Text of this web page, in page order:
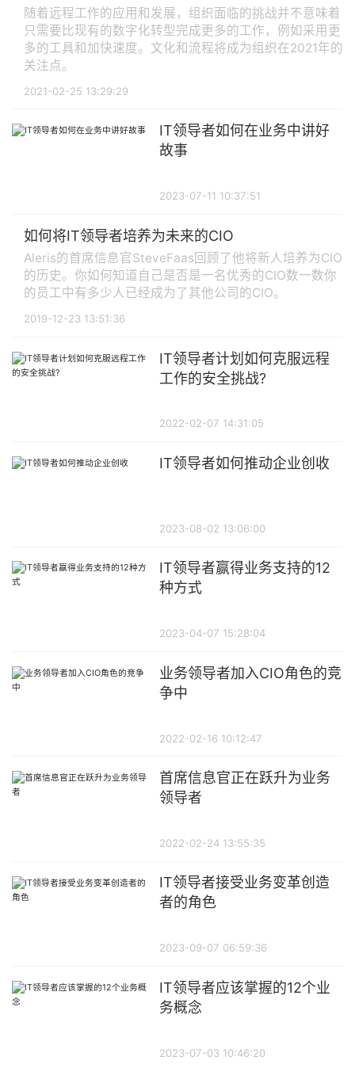
随着远程工作的应用和发展，组织面临的挑战并不意味着
只需要比现有的数字化转型完成更多的工作，例如采用更
多的工具和加快速度。文化和流程将成为组织在2021年的
关注点。
2021-02-25 13:29:29
IT领导者如何在业务中讲好
故事
2023-07-11 10:37:51
如何将IT领导者培养为未来的CIO
Aleris的首席信息官SteveFaas回顾了他将新人培养为CIO
的历史。你如何知道自己是否是一名优秀的CIO数一数你
的员工中有多少人已经成为了其他公司的CIO。
2019-12-23 13:51:36
IT领导者计划如何克服远程
工作的安全挑战?
2022-02-07 14:31:05
IT领导者如何推动企业创收
2023-08-02 13:06:00
IT领导者赢得业务支持的12
种方式
2023-04-07 15:28:04
业务领导者加入CIO角色的竞
争中
2022-02-16 10:12:47
首席信息官正在跃升为业务
领导者
2022-02-24 13:55:35
IT领导者接受业务变革创造
者的角色
2023-09-07 06:59:36
IT领导者应该掌握的12个业
务概念
2023-07-03 10:46:20